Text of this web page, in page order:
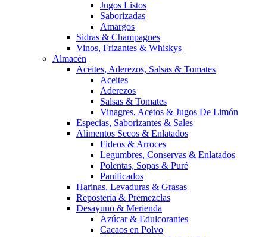
Jugos Listos
Saborizadas
Amargos
Sidras & Champagnes
Vinos, Frizantes & Whiskys
Almacén
Aceites, Aderezos, Salsas & Tomates
Aceites
Aderezos
Salsas & Tomates
Vinagres, Acetos & Jugos De Limón
Especias, Saborizantes & Sales
Alimentos Secos & Enlatados
Fideos & Arroces
Legumbres, Conservas & Enlatados
Polentas, Sopas & Puré
Panificados
Harinas, Levaduras & Grasas
Repostería & Premezclas
Desayuno & Merienda
Azúcar & Edulcorantes
Cacaos en Polvo